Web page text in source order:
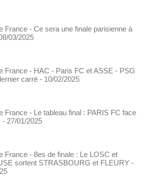
France - Ce sera une finale parisienne à
03/2025
France - HAC - Paris FC et ASSE - PSG
carré - 10/02/2025
France - Le tableau final : PARIS FC face
- 27/01/2025
France - 8es de finale : Le LOSC et
sortent STRASBOURG et FLEURY -